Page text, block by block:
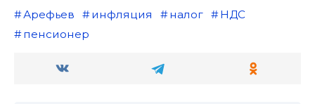
Арефьев инфляция налог
НДС
пенсионер